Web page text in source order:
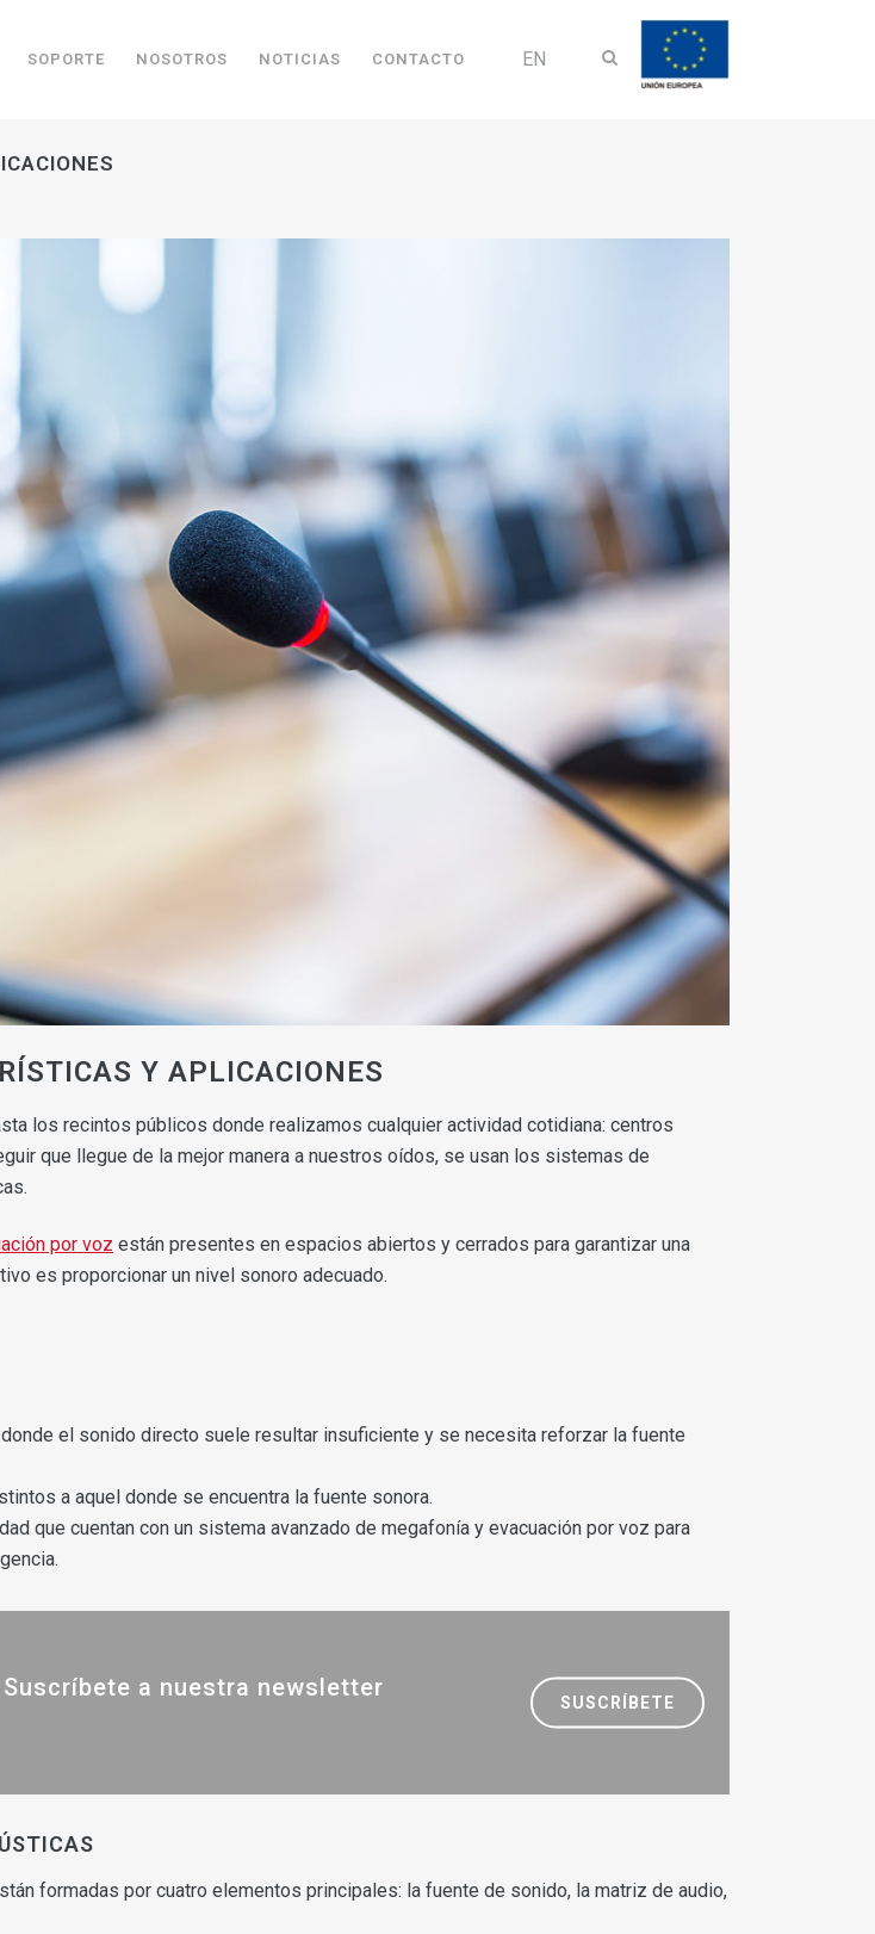
EN
SOPORTE NOSOTROS NOTICIAS CONTACTO
Y APLICACIONES
los recintos públicos donde realizamos cualquier actividad cotidiana: centros
que llegue de la mejor manera a nuestros oídos, se usan los sistemas de
por voz están presentes en espacios abiertos y cerrados para garantizar una
es proporcionar un nivel sonoro adecuado.
el sonido directo suele resultar insuficiente y se necesita reforzar la fuente
a aquel donde se encuentra la fuente sonora.
que cuentan con un sistema avanzado de megafonía y evacuación por voz para
a nuestra newsletter
SUSCRÍBETE
formadas por cuatro elementos principales: la fuente de sonido, la matriz de audio,